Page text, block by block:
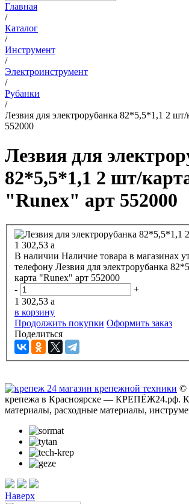
Главная
/
Каталог
/
Инструмент
/
Электроинструмент
/
Рубанки
/
Лезвия для электрорубанка 82*5,5*1,1 2
552000
Лезвия для
82*5,5*1,1 2 шт/
"Runex" арт 552000
1 302,53 a
В наличии Наличие товара в магазинах
телефону Лезвия для электрорубанка
карта "Runex" арт 552000
-
+
1 302,53 a
в корзину
Продолжить покупки Оформить заказ
Поделиться
©
крепежа в Красноярске — КРЕПЁЖ24.рф.
материалы, расходные материалы,
Наверх